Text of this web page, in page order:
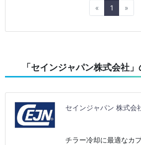
« Previous
1 »Next
「セインジャパン株式会社
セインジャパン 株式会
チラー冷却に最適なカ